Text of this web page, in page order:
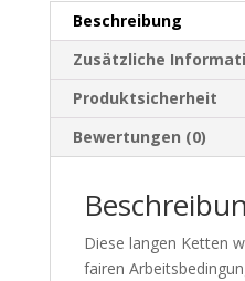
Beschreibung
Zusätzliche
Produktsicherheit
Bewertungen (0)
Diese langen Ketten
fairen